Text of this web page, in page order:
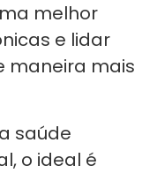
melhor
e lidar
maneira mais
saúde
o ideal é